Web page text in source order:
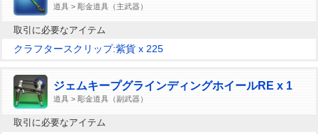
道具 > 彫金道具（主武器）
取引に必要なアイテム
クラフタースクリップ:紫貨 x 225
ジェムキープグラインディングホイールRE x 1
道具 > 彫金道具（副武器）
取引に必要なアイテム